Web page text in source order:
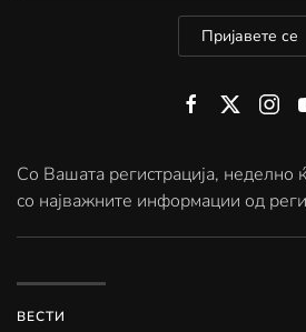
Пријавете се
Со Вашата регистрација, неделно
со најважните информации од
ВЕСТИ